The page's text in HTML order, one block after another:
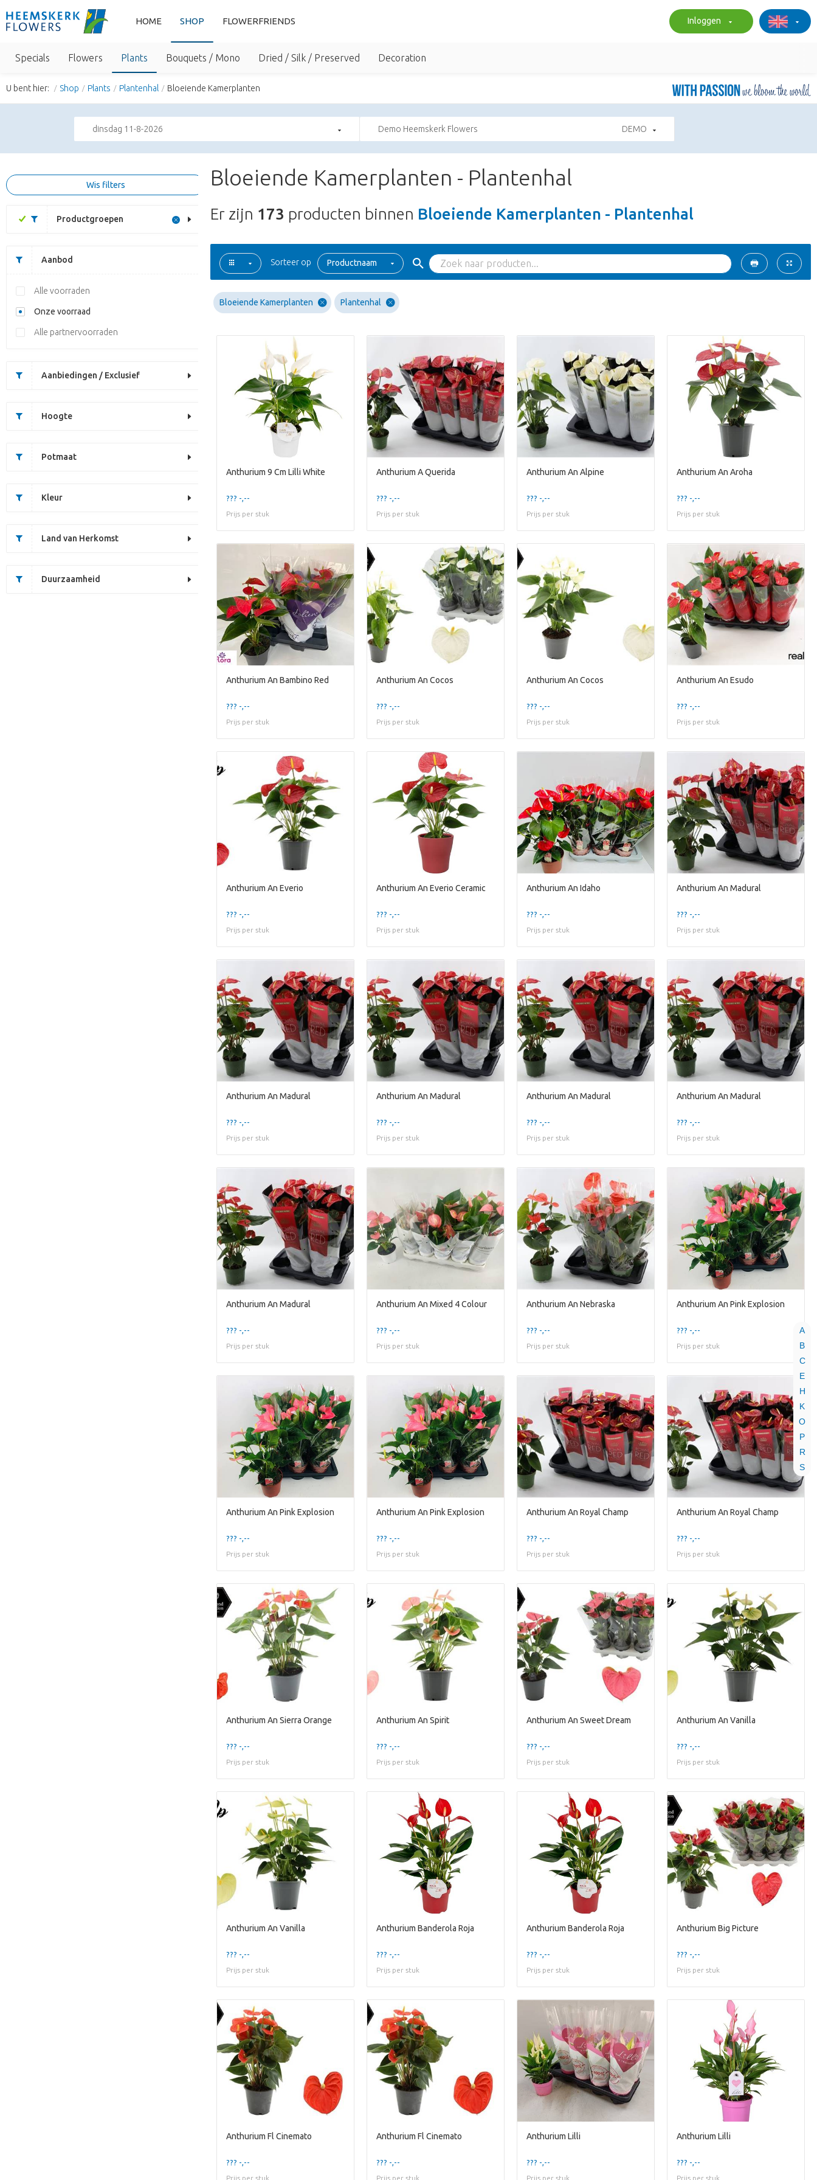
HOME SHOP FLOWERFRIENDS Inloggen
Specials Flowers Plants Bouquets / Mono Dried / Silk / Preserved Decoration
U bent hier: Shop Plants Plantenhal Bloeiende Kamerplanten
dinsdag 11-8-2026 Demo Heemskerk Flowers DEMO
A
B
C
E
H
K
O
P
R
S
Wis filters
Productgroepen
Aanbod
Alle voorraden
Onze voorraad
Alle partnervoorraden
Aanbiedingen / Exclusief
Hoogte
Potmaat
Kleur
Land van Herkomst
Duurzaamheid
Bloeiende Kamerplanten - Plantenhal
Er zijn 173 producten binnen Bloeiende Kamerplanten - Plantenhal
Sorteer op Productnaam
Bloeiende Kamerplanten Plantenhal
Anthurium 9 Cm Lilli White
??? -,--
Prijs per stuk
Anthurium A Querida
??? -,--
Prijs per stuk
Anthurium An Alpine
??? -,--
Prijs per stuk
Anthurium An Aroha
??? -,--
Prijs per stuk
Anthurium An Bambino Red
??? -,--
Prijs per stuk
Anthurium An Cocos
??? -,--
Prijs per stuk
Anthurium An Cocos
??? -,--
Prijs per stuk
Anthurium An Esudo
??? -,--
Prijs per stuk
Anthurium An Everio
??? -,--
Prijs per stuk
Anthurium An Everio Ceramic
??? -,--
Prijs per stuk
Anthurium An Idaho
??? -,--
Prijs per stuk
Anthurium An Madural
??? -,--
Prijs per stuk
Anthurium An Madural
??? -,--
Prijs per stuk
Anthurium An Madural
??? -,--
Prijs per stuk
Anthurium An Madural
??? -,--
Prijs per stuk
Anthurium An Madural
??? -,--
Prijs per stuk
Anthurium An Madural
??? -,--
Prijs per stuk
Anthurium An Mixed 4 Colour
??? -,--
Prijs per stuk
Anthurium An Nebraska
??? -,--
Prijs per stuk
Anthurium An Pink Explosion
??? -,--
Prijs per stuk
Anthurium An Pink Explosion
??? -,--
Prijs per stuk
Anthurium An Pink Explosion
??? -,--
Prijs per stuk
Anthurium An Royal Champ
??? -,--
Prijs per stuk
Anthurium An Royal Champ
??? -,--
Prijs per stuk
Anthurium An Sierra Orange
??? -,--
Prijs per stuk
Anthurium An Spirit
??? -,--
Prijs per stuk
Anthurium An Sweet Dream
??? -,--
Prijs per stuk
Anthurium An Vanilla
??? -,--
Prijs per stuk
Anthurium An Vanilla
??? -,--
Prijs per stuk
Anthurium Banderola Roja
??? -,--
Prijs per stuk
Anthurium Banderola Roja
??? -,--
Prijs per stuk
Anthurium Big Picture
??? -,--
Prijs per stuk
Anthurium Fl Cinemato
??? -,--
Prijs per stuk
Anthurium Fl Cinemato
??? -,--
Prijs per stuk
Anthurium Lilli
??? -,--
Prijs per stuk
Anthurium Lilli
??? -,--
Prijs per stuk